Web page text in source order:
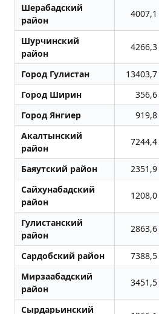
Шерабадский
район
4007,1
Шурчинский
район
4266,3
Город Гулистан 13403,7
Город Ширин
356,6
Город Янгиер
919,8
Акалтынский
район
7244,4
Баяутский район 2351,9
Сайхунабадский
район
1208,0
Гулистанский
район
2863,6
Сардобский район 7388,5
Мирзаабадский
район
3451,5
Сырдарьинский